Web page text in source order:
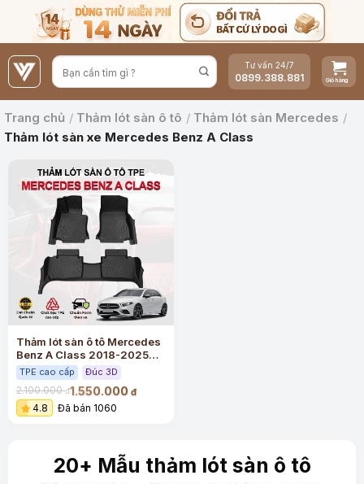
nội
dung
Tư vấn 24/7
0899.388.881
Trang chủ / Thảm lót sàn ô tô / Thảm lót sàn Mercedes /
Thảm lót sàn xe Mercedes Benz A Class
Thảm lót sàn ô tô Mercedes
Benz A Class 2018-2025
sang trọng
TPE cao cấp Đúc 3D
2.100.000đ1.550.000 đ
4.8 Đã bán 1060
20+ Mẫu thảm lót sàn ô tô